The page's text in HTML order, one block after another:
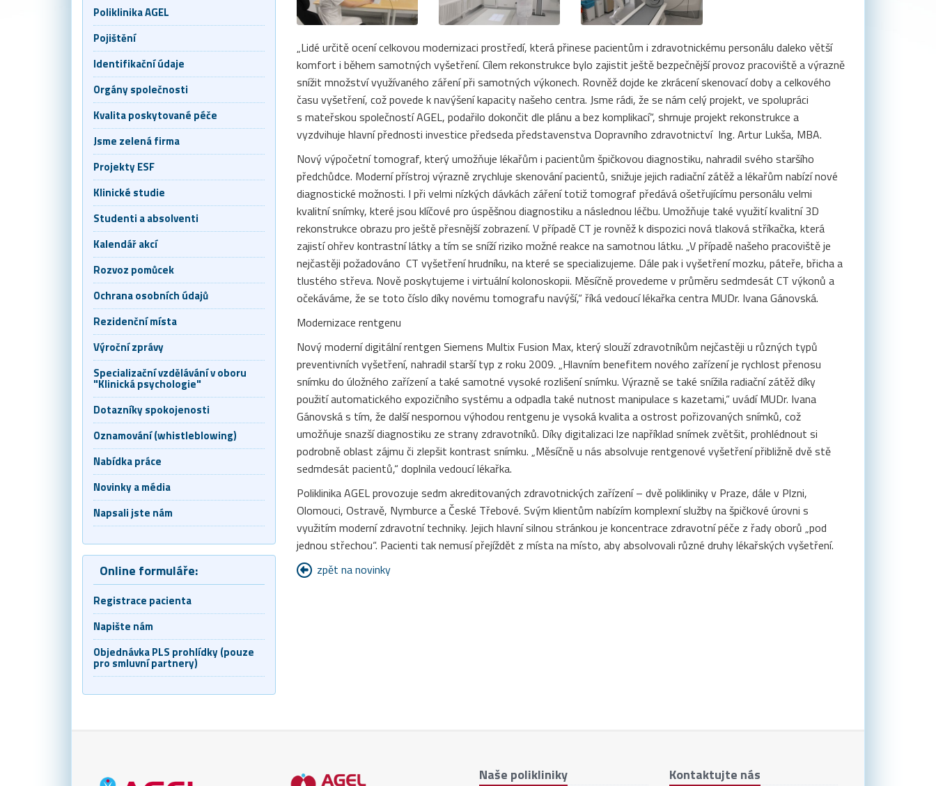
„Lidé určitě ocení celkovou modernizaci prostředí, která přinese pacientům i zdravotnickému personálu daleko větší
komfort i během samotných vyšetření. Cílem rekonstrukce bylo zajistit ještě bezpečnější provoz pracoviště a výrazně
snížit množství využívaného záření při samotných výkonech. Rovněž dojde ke zkrácení skenovací doby a celkového
času vyšetření, což povede k navýšení kapacity našeho centra. Jsme rádi, že se nám celý projekt, ve spolupráci
s mateřskou společností AGEL, podařilo dokončit dle plánu a bez komplikací“, shrnuje projekt rekonstrukce a
vyzdvihuje hlavní přednosti investice předseda představenstva Dopravního zdravotnictví Ing. Artur Lukša, MBA.
Nový výpočetní tomograf, který umožňuje lékařům i pacientům špičkovou diagnostiku, nahradil svého staršího
předchůdce. Moderní přístroj výrazně zrychluje skenování pacientů, snižuje jejich radiační zátěž a lékařům nabízí nové
diagnostické možnosti. I při velmi nízkých dávkách záření totiž tomograf předává ošetřujícímu personálu velmi
kvalitní snímky, které jsou klíčové pro úspěšnou diagnostiku a následnou léčbu. Umožňuje také využití kvalitní 3D
rekonstrukce obrazu pro ještě přesnější zobrazení. V případě CT je rovněž k dispozici nová tlaková stříkačka, která
zajistí ohřev kontrastní látky a tím se sníží riziko možné reakce na samotnou látku. „V případě našeho pracoviště je
nejčastěji požadováno CT vyšetření hrudníku, na které se specializujeme. Dále pak i vyšetření mozku, páteře, břicha a
tlustého střeva. Nově poskytujeme i virtuální kolonoskopii. Měsíčně provedeme v průměru sedmdesát CT výkonů a
očekáváme, že se toto číslo díky novému tomografu navýší,“ říká vedoucí lékařka centra MUDr. Ivana Gánovská.
Modernizace rentgenu
Nový moderní digitální rentgen Siemens Multix Fusion Max, který slouží zdravotníkům nejčastěji u různých typů
preventivních vyšetření, nahradil starší typ z roku 2009. „Hlavním benefitem nového zařízení je rychlost přenosu
snímku do úložného zařízení a také samotné vysoké rozlišení snímku. Výrazně se také snížila radiační zátěž díky
použití automatického expozičního systému a odpadla také nutnost manipulace s kazetami,“ uvádí MUDr. Ivana
Gánovská s tím, že další nespornou výhodou rentgenu je vysoká kvalita a ostrost pořizovaných snímků, což
umožňuje snazší diagnostiku ze strany zdravotníků. Díky digitalizaci lze například snímek zvětšit, prohlédnout si
podrobně oblast zájmu či zlepšit kontrast snímku. „Měsíčně u nás absolvuje rentgenové vyšetření přibližně dvě stě
sedmdesát pacientů,“ doplnila vedoucí lékařka.
Poliklinika AGEL provozuje sedm akreditovaných zdravotnických zařízení – dvě polikliniky v Praze, dále v Plzni,
Olomouci, Ostravě, Nymburce a České Třebové. Svým klientům nabízím komplexní služby na špičkové úrovni s
využitím moderní zdravotní techniky. Jejich hlavní silnou stránkou je koncentrace zdravotní péče z řady oborů „pod
jednou střechou“. Pacienti tak nemusí přejíždět z místa na místo, aby absolvovali různé druhy lékařských vyšetření.
zpět na novinky
Poliklinika AGEL
Pojištění
Identifikační údaje
Orgány společnosti
Kvalita poskytované péče
Jsme zelená firma
Projekty ESF
Klinické studie
Studenti a absolventi
Kalendář akcí
Rozvoz pomůcek
Ochrana osobních údajů
Rezidenční místa
Výroční zprávy
Specializační vzdělávání v oboru
"Klinická psychologie"
Dotazníky spokojenosti
Oznamování (whistleblowing)
Nabídka práce
Novinky a média
Napsali jste nám
Online formuláře:
Registrace pacienta
Napište nám
Objednávka PLS prohlídky (pouze
pro smluvní partnery)
Naše polikliniky Kontaktujte nás